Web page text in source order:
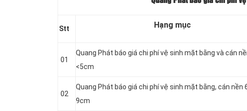
Stt Hạng mục
01
Quang Phát báo giá chi phí vệ sinh mặt bằng và cán
<5cm
02
Quang Phát báo giá chi phí vệ sinh mặt bằng, cán nền
9cm